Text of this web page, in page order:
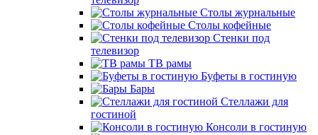
Столы журнальные
Столы кофейные
Стенки под
телевизор
ТВ рамы
Буфеты в гостиную
Бары
Стеллажи для
гостиной
Консоли в гостиную